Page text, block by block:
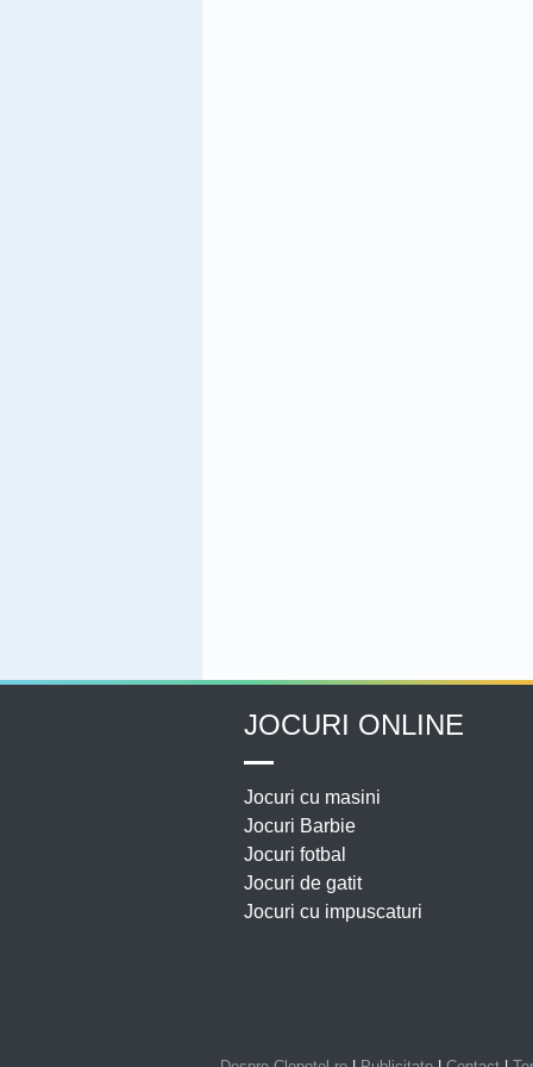
JOCURI ONLINE
Jocuri cu masini
Jocuri Barbie
Jocuri fotbal
Jocuri de gatit
Jocuri cu impuscaturi